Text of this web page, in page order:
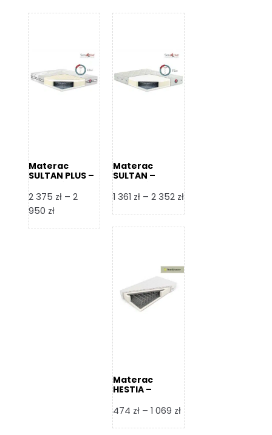
119 zł
Materac
SULTAN PLUS –
2 375 zł – 2
950 złZakres
Materac
SULTAN –
1 361 zł – 2 352 złZakres
cen:
od
1
361 zł
do
2
352 zł
Materac
HESTIA –
474 zł – 1 069 złZakres
cen: